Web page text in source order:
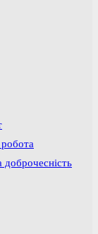
доброчесність